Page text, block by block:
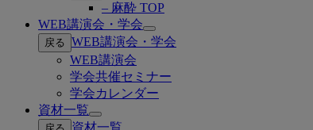
– 麻酔 TOP
WEB講演会・学会
Open
submenu
戻る WEB講演会・学会
WEB講演会
学会共催セミナー
学会カレンダー
資材一覧
Open
資材一覧